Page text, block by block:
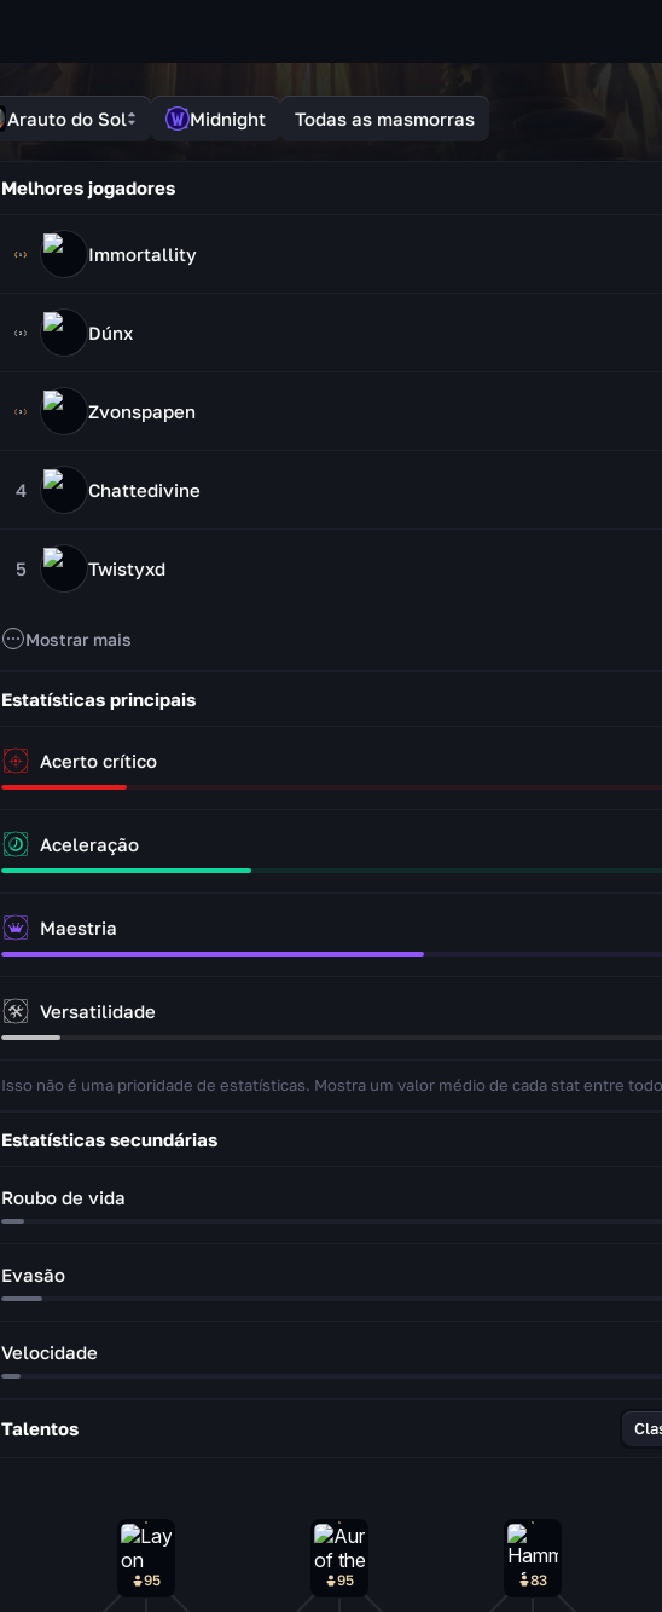
Arauto do Sol Midnight Todas as masmorras
Melhores jogadores
Immortallity
Dúnx
Zvonspapen
4 Chattedivine
5 Twistyxd
Mostrar mais
Estatísticas principais
Acerto crítico
Aceleração
Maestria
Versatilidade
Isso não é uma prioridade de estatísticas. Mostra um valor médio de cada stat entre
Estatísticas secundárias
Roubo de vida
Evasão
Velocidade
Talentos
95 95 83